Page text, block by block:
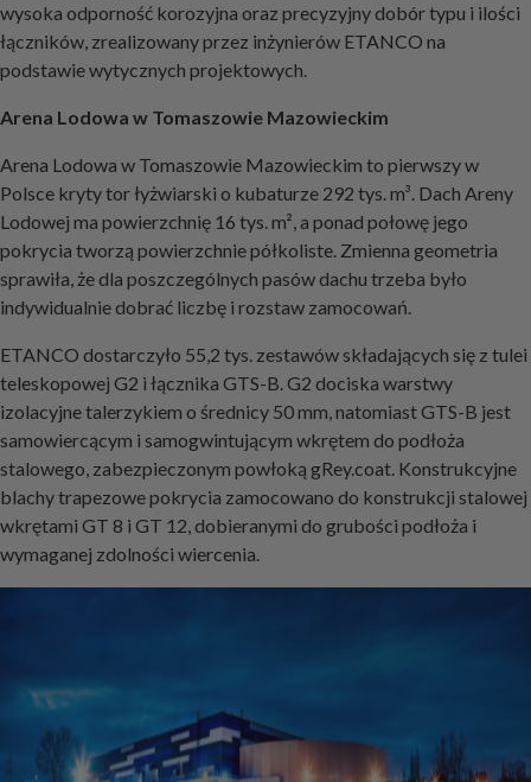
wysoka odporność korozyjna oraz precyzyjny dobór typu i ilości
łączników, zrealizowany przez inżynierów ETANCO na
podstawie wytycznych projektowych.
Arena Lodowa w Tomaszowie Mazowieckim
Arena Lodowa w Tomaszowie Mazowieckim to pierwszy w
Polsce kryty tor łyżwiarski o kubaturze 292 tys. m³. Dach Areny
Lodowej ma powierzchnię 16 tys. m², a ponad połowę jego
pokrycia tworzą powierzchnie półkoliste. Zmienna geometria
sprawiła, że dla poszczególnych pasów dachu trzeba było
indywidualnie dobrać liczbę i rozstaw zamocowań.
ETANCO dostarczyło 55,2 tys. zestawów składających się z tulei
teleskopowej G2 i łącznika GTS-B. G2 dociska warstwy
izolacyjne talerzykiem o średnicy 50 mm, natomiast GTS-B jest
samowiercącym i samogwintującym wkrętem do podłoża
stalowego, zabezpieczonym powłoką gRey.coat. Konstrukcyjne
blachy trapezowe pokrycia zamocowano do konstrukcji stalowej
wkrętami GT 8 i GT 12, dobieranymi do grubości podłoża i
wymaganej zdolności wiercenia.